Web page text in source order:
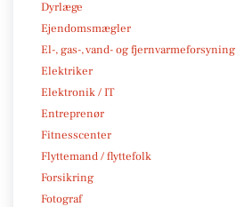
Dyrlæge
Ejendomsmægler
El-, gas-, vand- og fjernvarmeforsyning
Elektriker
Elektronik / IT
Entreprenør
Fitnesscenter
Flyttemand / flyttefolk
Forsikring
Fotograf